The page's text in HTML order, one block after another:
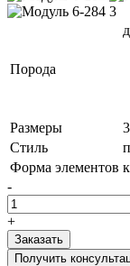
Порода
Размеры
Стиль
Форма элементов
-
+
Получить